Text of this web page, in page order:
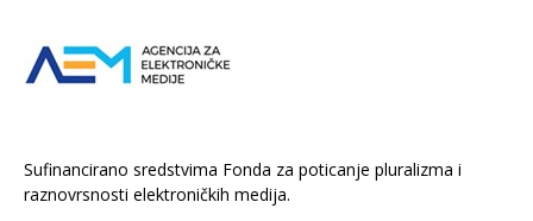
Sufinancirano sredstvima Fonda za poticanje pluralizma i
raznovrsnosti elektroničkih medija.